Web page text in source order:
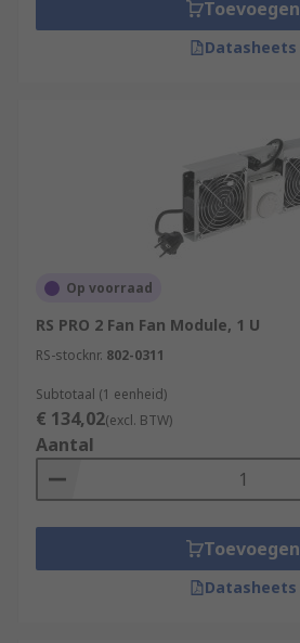
entire system to cool it down.
Toevoegen
Datasheets
Op voorraad
RS PRO 2 Fan Fan Module, 1 U
RS-stocknr. 802-0311
Subtotaal (1 eenheid)
€ 134,02(excl. BTW)
Aantal
Toevoegen
Datasheets